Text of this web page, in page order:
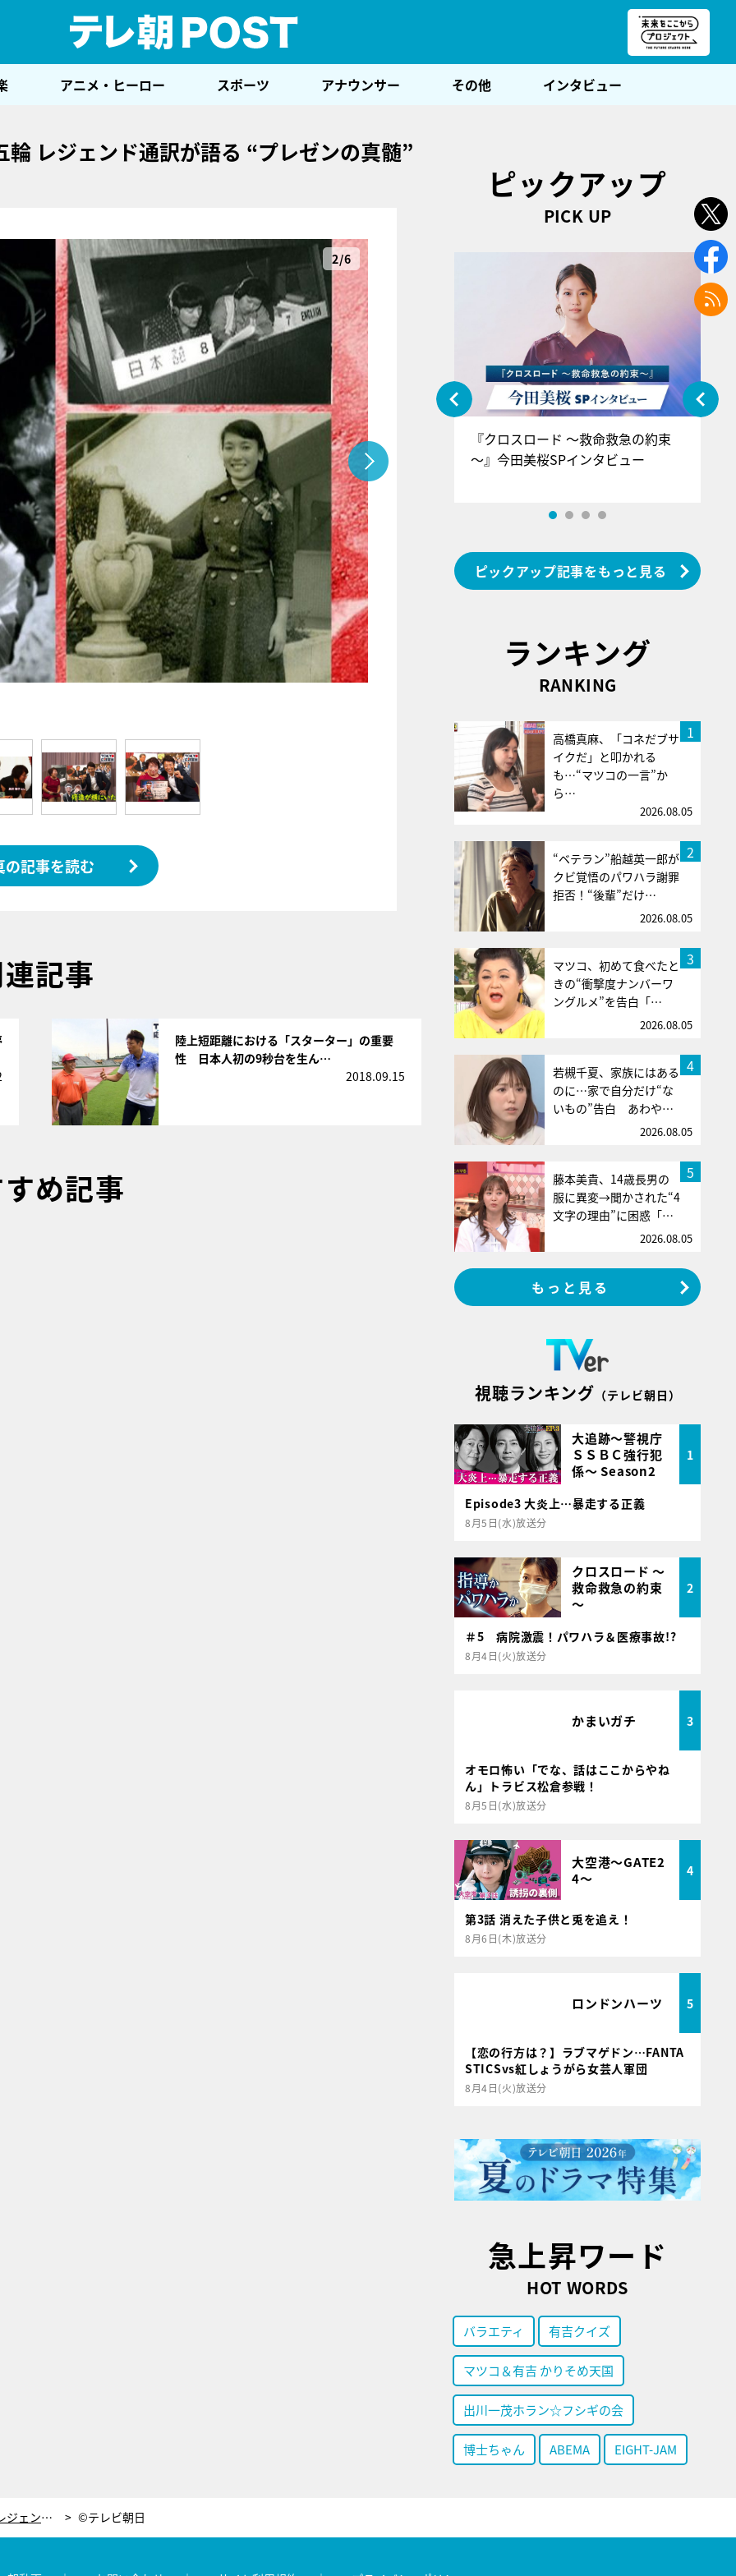
アニメ・ヒーロー スポーツ アナウンサー その他 インタビュー
レジェンド通訳が語る “プレゼンの真髄”
2/6
の記事を読む
記事
陸上短距離における「スターター」の重要
性 日本人初の9秒台を生ん…
2018.09.15
め記事
ピックアップ
PICK UP
『アイ＝ラブ！げーみんぐ』＝LOV
E齋藤樹愛羅＆佐々木舞香SPインタ
ビュー
『クロスロード ～救命救急の約束
～』今田美桜SPインタビュー
ピックアップ記事をもっと見る
ランキング
RANKING
1
高橋真麻、「コネだブサ
イクだ」と叩かれる
も…“マツコの一言”か
ら…
2026.08.05
2
“ベテラン”船越英一郎が
クビ覚悟のパワハラ謝罪
拒否！“後輩”だけ…
2026.08.05
3
マツコ、初めて食べたと
きの“衝撃度ナンバーワ
ングルメ”を告白「…
2026.08.05
4
若槻千夏、家族にはある
のに…家で自分だけ“な
いもの”告白 あわや…
2026.08.05
5
藤本美貴、14歳長男の
服に異変→聞かされた“4
文字の理由”に困惑「…
2026.08.05
もっと見る
視聴ランキング （テレビ朝日）
大追跡～警視庁
ＳＳＢＣ強行犯
係～ Season2
1
Episode3 大炎上…暴走する正義
8月5日(水)放送分
クロスロード ～
救命救急の約束
～
2
＃5 病院激震！パワハラ＆医療事故!?
8月4日(火)放送分
かまいガチ 3
オモロ怖い「でな、話はここからやね
ん」トラビス松倉参戦！
8月5日(水)放送分
大空港～GATE2
4～
4
第3話 消えた子供と兎を追え！
8月6日(木)放送分
ロンドンハーツ 5
【恋の行方は？】ラブマゲドン…FANTA
STICSvs紅しょうがら女芸人軍団
8月4日(火)放送分
急上昇ワード
HOT WORDS
バラエティ 有吉クイズ
マツコ＆有吉 かりそめ天国
出川一茂ホラン☆フシギの会
博士ちゃん ABEMA EIGHT-JAM
「謙遜なし」で勝ち取った東京五輪 レジェンド通訳が語る “プレゼンの真髄” ©テレビ朝日